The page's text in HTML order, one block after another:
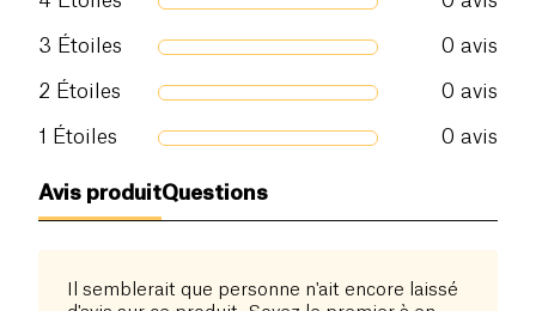
3 Étoiles 0 avis
2 Étoiles 0 avis
1 Étoiles 0 avis
Avis produitQuestions
Il semblerait que personne n'ait encore laissé